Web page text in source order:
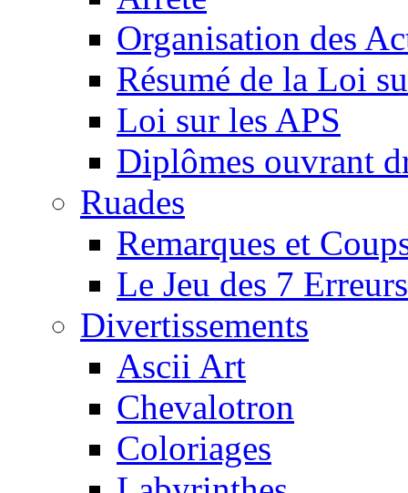
Organisation des
Résumé de la Loi
Loi sur les APS
Diplômes ouvrant
Ruades
Remarques et
Le Jeu des 7 Erreurs
Divertissements
Ascii Art
Chevalotron
Coloriages